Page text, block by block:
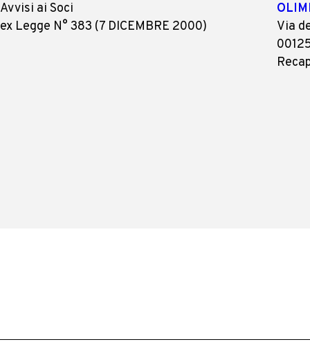
Avvisi ai Soci
ex Legge N° 383 (7 DICEMBRE 2000)
Via